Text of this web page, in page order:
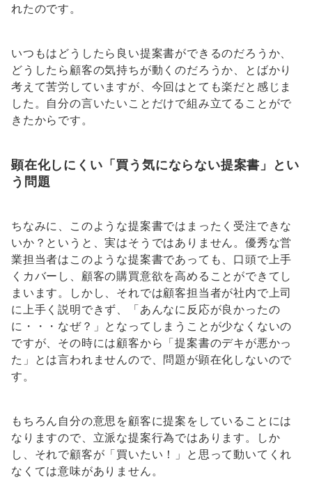
れたのです。
いつもはどうしたら良い提案書ができるのだろうか、
どうしたら顧客の気持ちが動くのだろうか、とばかり
考えて苦労していますが、今回はとても楽だと感じま
した。自分の言いたいことだけで組み立てることがで
きたからです。
顕在化しにくい「買う気にならない提案書」とい
う問題
ちなみに、このような提案書ではまったく受注できな
いか？というと、実はそうではありません。優秀な営
業担当者はこのような提案書であっても、口頭で上手
くカバーし、顧客の購買意欲を高めることができてし
まいます。しかし、それでは顧客担当者が社内で上司
に上手く説明できず、「あんなに反応が良かったの
に・・・なぜ？」となってしまうことが少なくないの
ですが、その時には顧客から「提案書のデキが悪かっ
た」とは言われませんので、問題が顕在化しないので
す。
もちろん自分の意思を顧客に提案をしていることには
なりますので、立派な提案行為ではあります。しか
し、それで顧客が「買いたい！」と思って動いてくれ
なくては意味がありません。